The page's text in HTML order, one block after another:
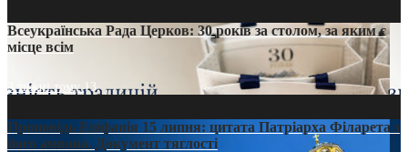
Всеукраїнська Рада Церков: 30 років за столом, за яким є
місце всім
3 тижні тому13
Проповідь Епіфанія 15 липня: цитата Патріарха Філарета з
його амвона. Документ тяглості